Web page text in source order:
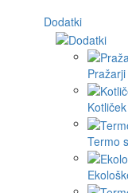
Dodatki
Kotliček
Termo